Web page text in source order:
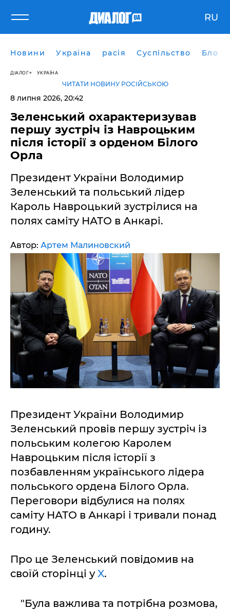
RU
Новини Україна расія Суспільство Блоги
ДІАЛОГ УКРАЇНА
ЧИТАТИ НОВИНУ РОСІЙСЬКОЮ
8 липня 2026, 20:42
​Зеленський охарактеризував
першу зустріч із Навроцьким
після історії з орденом Білого
Орла
Президент України Володимир
Зеленський та польський лідер
Кароль Навроцький зустрілися на
полях саміту НАТО в Анкарі.
Автор: Артем Малиновский
Президент України Володимир
Зеленський провів першу зустріч із
польським колегою Каролем
Навроцьким після історії з
позбавленням українського лідера
польського ордена Білого Орла.
Переговори відбулися на полях
саміту НАТО в Анкарі і тривали понад
годину.
Про це Зеленський повідомив на
своїй сторінці уX.
"Була важлива та потрібна розмова,